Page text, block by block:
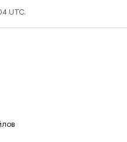
UTC.